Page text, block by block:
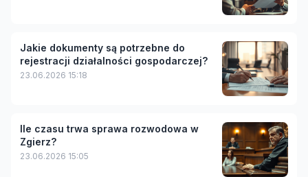
Jakie dokumenty są potrzebne do
rejestracji działalności gospodarczej?
23.06.2026 15:18
Ile czasu trwa sprawa rozwodowa w
Zgierz?
23.06.2026 15:05